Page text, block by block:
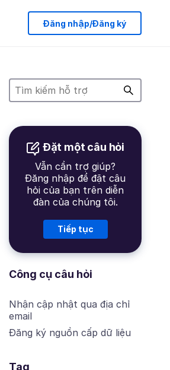
Đăng nhập/Đăng ký
Đặt một câu hỏi
Vẫn cần trợ giúp?
Đăng nhập để đặt câu
hỏi của bạn trên diễn
đàn của chúng tôi.
Tiếp tục
Công cụ câu hỏi
Nhận cập nhật qua địa chỉ
email
Đăng ký nguồn cấp dữ liệu
Tag